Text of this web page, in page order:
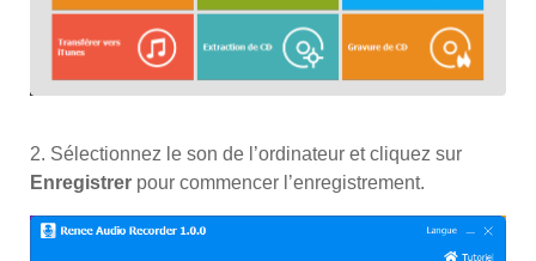
2. Sélectionnez le son de l’ordinateur et cliquez sur
Enregistrer pour commencer l’enregistrement.